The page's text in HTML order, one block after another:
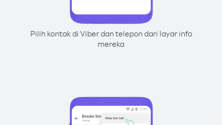
Pilih kontak di Viber dan telepon dari layar info
mereka